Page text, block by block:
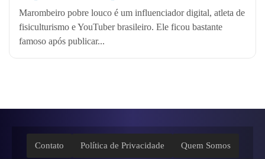
Marombeiro pobre louco é um influenciador digital, atleta de
fisiculturismo e YouTuber brasileiro. Ele ficou bastante
famoso após publicar...
Contato Política de Privacidade Quem Somos